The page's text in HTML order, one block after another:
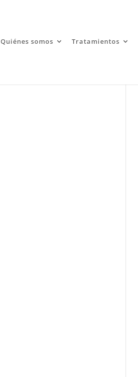
Quiénes somos Tratamientos